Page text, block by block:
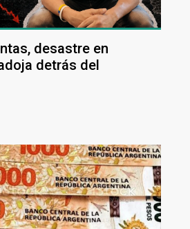
desastre en
detrás del